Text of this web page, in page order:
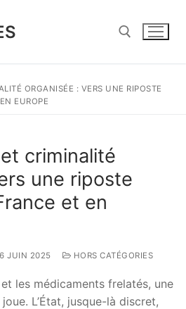
Rechercher :
ORGANISÉE : VERS UNE RIPOSTE
EUROPE
criminalité
une riposte
et en
JUIN 2025 HORS CATÉGORIES
les médicaments frelatés, une
L’État, jusque-là discret,